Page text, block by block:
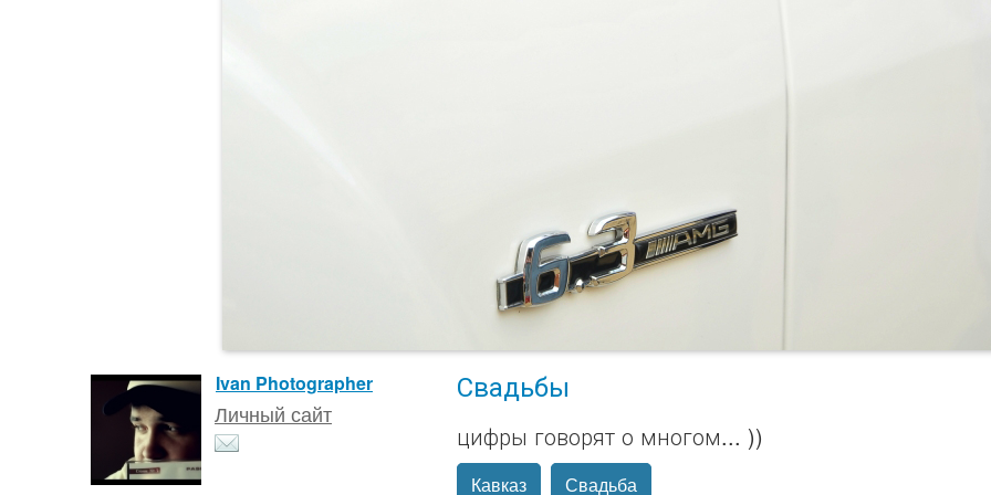
Ivan Photographer
Личный сайт
Свадьбы
цифры говорят о многом... ))
Кавказ Свадьба